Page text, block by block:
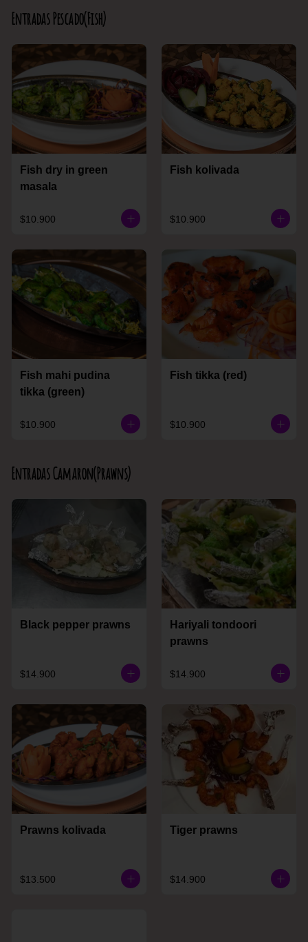
Entradas Pescado(Fish)
Fish dry in green
masala
$10.900
Fish kolivada
$10.900
Fish mahi pudina
tikka (green)
$10.900
Fish tikka (red)
$10.900
Entradas Camaron(Prawns)
Black pepper prawns
$14.900
Hariyali tondoori
prawns
$14.900
Prawns kolivada
$13.500
Tiger prawns
$14.900